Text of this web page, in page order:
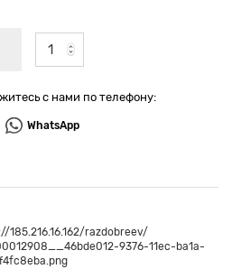
с нами по телефону:
WhatsApp
185.216.16.162/razdobreev/
9376-11ec-ba1a-